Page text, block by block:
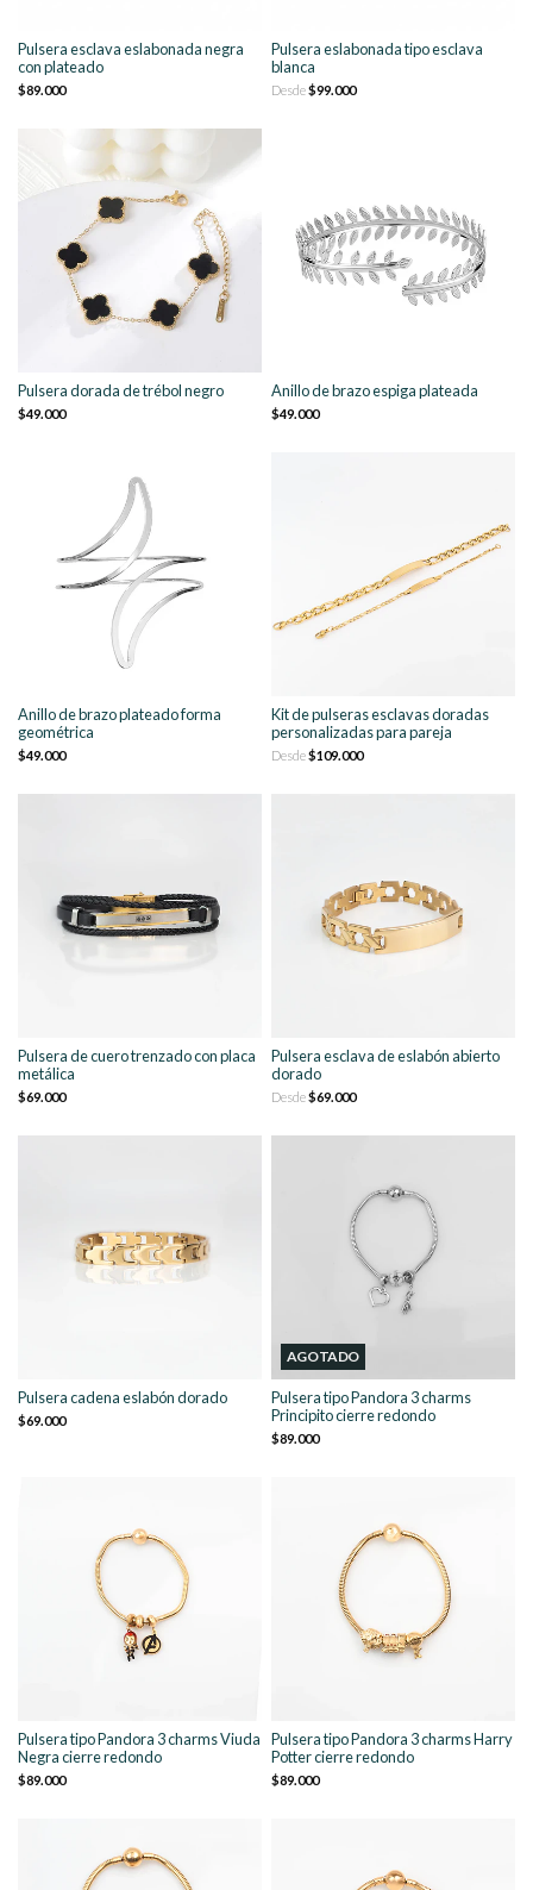
Pulsera esclava eslabonada negra
con plateado
$89.000
Pulsera eslabonada tipo esclava
blanca
Desde$99.000
Pulsera dorada de trébol negro
$49.000
Anillo de brazo espiga plateada
$49.000
Anillo de brazo plateado forma
geométrica
$49.000
Kit de pulseras esclavas doradas
personalizadas para pareja
Desde$109.000
Pulsera de cuero trenzado con placa
metálica
$69.000
Pulsera esclava de eslabón abierto
dorado
Desde$69.000
Pulsera cadena eslabón dorado
$69.000
AGOTADO
Pulsera tipo Pandora 3 charms
Principito cierre redondo
$89.000
Pulsera tipo Pandora 3 charms Viuda
Negra cierre redondo
$89.000
Pulsera tipo Pandora 3 charms Harry
Potter cierre redondo
$89.000